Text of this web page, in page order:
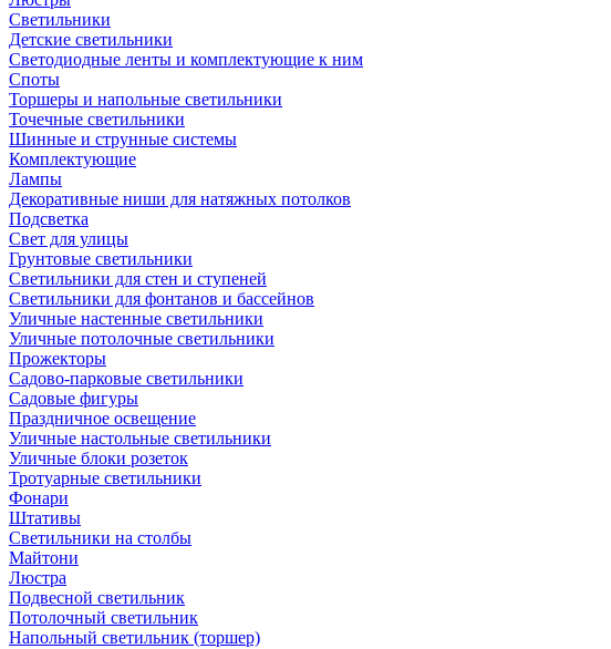
Светильники
Детские светильники
Светодиодные ленты и комплектующие к ним
Споты
Торшеры и напольные светильники
Точечные светильники
Шинные и струнные системы
Комплектующие
Лампы
Декоративные ниши для натяжных потолков
Подсветка
Свет для улицы
Грунтовые светильники
Светильники для стен и ступеней
Светильники для фонтанов и бассейнов
Уличные настенные светильники
Уличные потолочные светильники
Прожекторы
Садово-парковые светильники
Садовые фигуры
Праздничное освещение
Уличные настольные светильники
Уличные блоки розеток
Тротуарные светильники
Фонари
Штативы
Светильники на столбы
Майтони
Люстра
Подвесной светильник
Потолочный светильник
Напольный светильник (торшер)